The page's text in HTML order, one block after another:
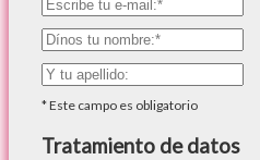
*Este campo es obligatorio
Tratamiento de datos